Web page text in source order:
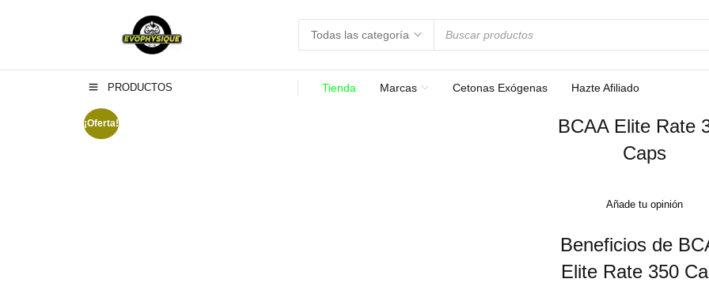
PRODUCTOS Tienda Marcas Cetonas Exógenas Hazte Afiliado
¡Oferta!
BCAA Elite Rate
Caps
Añade tu opinión
Beneficios de
Elite Rate 350